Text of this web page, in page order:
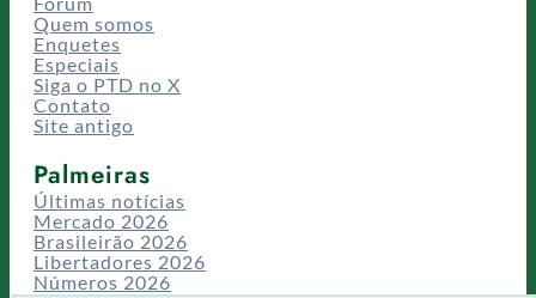
Quem somos
Enquetes
Especiais
Siga o PTD no X
Contato
Site antigo
Palmeiras
Últimas notícias
Mercado 2026
Brasileirão 2026
Libertadores 2026
Números 2026